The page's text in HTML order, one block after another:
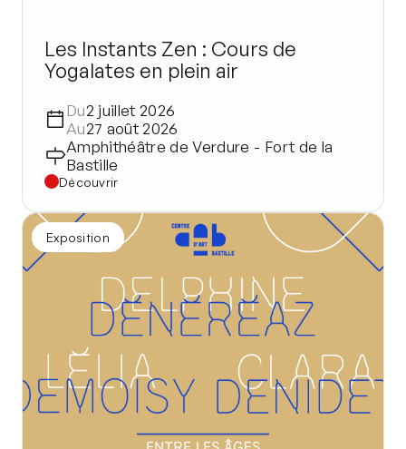
Les Instants Zen : Cours de
Yogalates en plein air
Du2 juillet 2026
Au27 août 2026
Amphithéâtre de Verdure - Fort de la
Bastille
Découvrir
Exposition